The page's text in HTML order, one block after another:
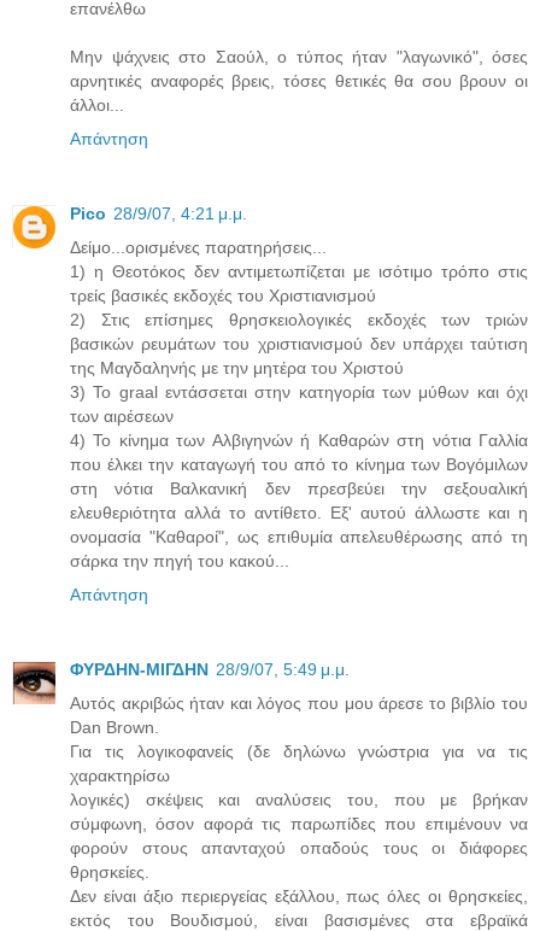
επανέλθω
Μην ψάχνεις στο Σαούλ, ο τύπος ήταν "λαγωνικό", όσες
αρνητικές αναφορές βρεις, τόσες θετικές θα σου βρουν οι
άλλοι...
Απάντηση
Pico 28/9/07, 4:21 μ.μ.
Δείμο...ορισμένες παρατηρήσεις...
1) η Θεοτόκος δεν αντιμετωπίζεται με ισότιμο τρόπο στις
τρείς βασικές εκδοχές του Χριστιανισμού
2) Στις επίσημες θρησκειολογικές εκδοχές των τριών
βασικών ρευμάτων του χριστιανισμού δεν υπάρχει ταύτιση
της Μαγδαληνής με την μητέρα του Χριστού
3) Το graal εντάσσεται στην κατηγορία των μύθων και όχι
των αιρέσεων
4) Το κίνημα των Αλβιγηνών ή Καθαρών στη νότια Γαλλία
που έλκει την καταγωγή του από το κίνημα των Βογόμιλων
στη νότια Βαλκανική δεν πρεσβεύει την σεξουαλική
ελευθεριότητα αλλά το αντίθετο. Εξ' αυτού άλλωστε και η
ονομασία "Καθαροί", ως επιθυμία απελευθέρωσης από τη
σάρκα την πηγή του κακού...
Απάντηση
ΦΥΡΔΗΝ-ΜΙΓΔΗΝ 28/9/07, 5:49 μ.μ.
Αυτός ακριβώς ήταν και λόγος που μου άρεσε το βιβλίο του
Dan Brown.
Για τις λογικοφανείς (δε δηλώνω γνώστρια για να τις
χαρακτηρίσω
λογικές) σκέψεις και αναλύσεις του, που με βρήκαν
σύμφωνη, όσον αφορά τις παρωπίδες που επιμένουν να
φορούν στους απανταχού οπαδούς τους οι διάφορες
θρησκείες.
Δεν είναι άξιο περιεργείας εξάλλου, πως όλες οι θρησκείες,
εκτός του Βουδισμού, είναι βασισμένες στα εβραϊκά